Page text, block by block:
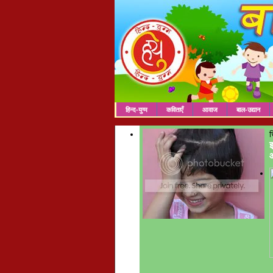
हिन्द-युग्म कविताएँ आवाज बाल-उद्यान